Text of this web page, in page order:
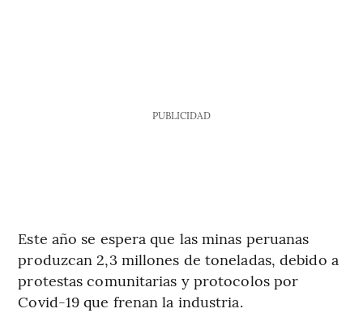
PUBLICIDAD
Este año se espera que las minas peruanas
produzcan 2,3 millones de toneladas, debido a
protestas comunitarias y protocolos por
Covid-19 que frenan la industria.